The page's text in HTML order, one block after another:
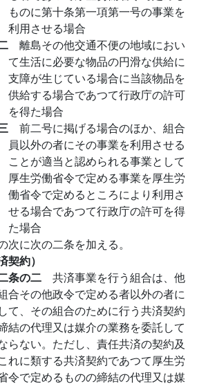
ものに第十条第一項第一号の事業を
利用させる場合
離島その他交通不便の地域におい
て生活に必要な物品の円滑な供給に
支障が生じている場合に当該物品を
供給する場合であつて行政庁の許可
を得た場合
前二号に掲げる場合のほか、組合
員以外の者にその事業を利用させる
ことが適当と認められる事業として
厚生労働省令で定める事業を厚生労
働省令で定めるところにより利用さ
せる場合であつて行政庁の許可を得
た場合
次に次の二条を加える。
契約）
条の二 共済事業を行う組合は、他
合その他政令で定める者以外の者に
て、その組合のために行う共済契約
結の代理又は媒介の業務を委託して
らない。ただし、責任共済の契約及
れに類する共済契約であつて厚生労
令で定めるものの締結の代理又は媒